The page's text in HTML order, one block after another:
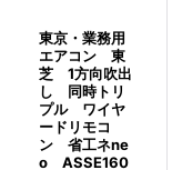
東京・業務用
エアコン 東
芝 1方向吹出
し 同時トリ
プル ワイヤ
ードリモコ
ン 省工ネne
o ASSE160